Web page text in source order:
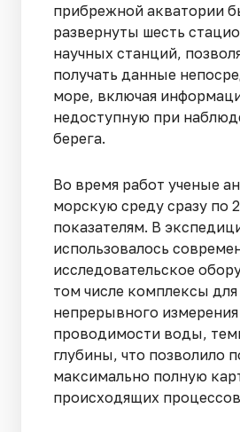
прибрежной акватории
развернуты шесть
научных станций,
получать данные
море, включая
недоступную при
берега.
Во время работ ученые
морскую среду сразу по
показателям. В
использовалось
исследовательское
том числе комплексы для
непрерывного измерения
проводимости воды,
глубины, что позволило
максимально полную
происходящих